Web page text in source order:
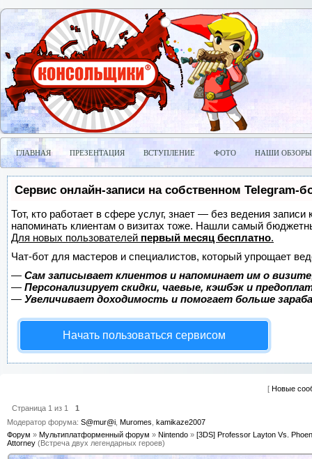
ГЛАВНАЯ ПРЕЗЕНТАЦИЯ ВСТУПЛЕНИЕ ФОТО НАШИ ОБЗОРЫ
Сервис онлайн-записи на собственном Telegram-
Тот, кто работает в сфере услуг, знает — без ведения
напоминать клиентам о визитах тоже. Нашли самый
Для новых пользователей первый месяц бесплатно.
Чат-бот для мастеров и специалистов, который упрощает
— Сам записывает клиентов и напоминает им о
— Персонализирует скидки, чаевые, кэшбэк и
— Увеличивает доходимость и помогает больше
Начать пользоваться сервисом
[ Новые
Страница 1 из 1
1
Модератор форума: S@mur@i Muromes kamikaze2007
Форум » Мультиплатформенный форум » Nintendo » [3DS] Professor Layton Vs.
Attorney (Встреча двух легендарных героев)